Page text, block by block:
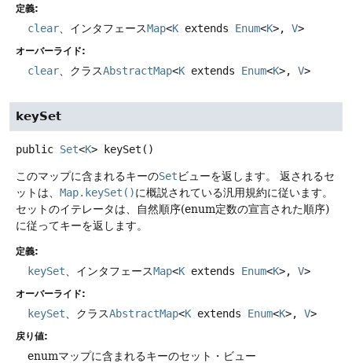
定義:
clear 、インタフェースMap<K extends Enum<K>, V>
オーバーライド:
clear 、クラスAbstractMap<K extends Enum<K>, V>
keySet
public Set<K> keySet ()
このマップに含まれるキーのSetビューを返します。
返されるセ
ットは、 Map.keySet()に概説されている汎用規約に従います。
セットのイテレータは、自然順序(enum定数の宣言された順序)
に従ってキーを返します。
定義:
keySet、インタフェースMap<K extends Enum<K>, V>
オーバーライド:
keySet、クラスAbstractMap<K extends Enum<K>, V>
戻り値:
enumマップに含まれるキーのセット・ビュー